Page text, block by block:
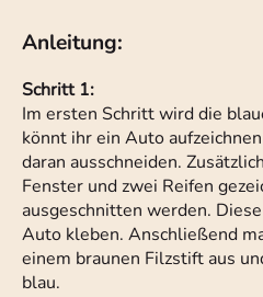
Anleitung:
Schritt 1:
Im ersten Schritt wird die
könnt ihr ein Auto
daran ausschneiden.
Fenster und zwei Reifen
ausgeschnitten werden.
Auto kleben. Anschließend
einem braunen Filzstift aus
blau.